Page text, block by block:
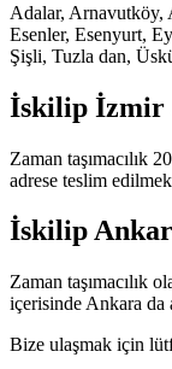
Adalar, Arnavutköy,
Esenler, Esenyurt,
Şişli, Tuzla dan,
İskilip İzmir
Zaman taşımacılık
adrese teslim
İskilip
Zaman taşımacılık
içerisinde Ankara da
Bize ulaşmak için